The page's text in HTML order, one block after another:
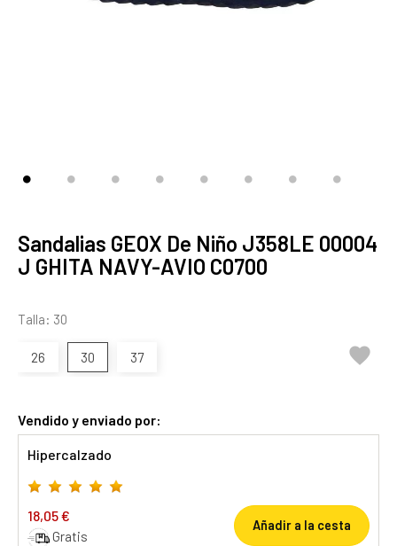
Sandalias GEOX De Niño J358LE 00004
J GHITA NAVY-AVIO C0700
Talla: 30
26 30 37 
Vendido y enviado por:
Hipercalzado
18,05 €
Gratis
Añadir a la cesta